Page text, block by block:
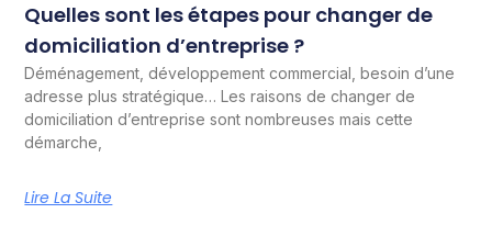
Quelles sont les étapes pour changer de
domiciliation d’entreprise ?
Déménagement, développement commercial, besoin d’une
adresse plus stratégique… Les raisons de changer de
domiciliation d’entreprise sont nombreuses mais cette
démarche,
Lire La Suite